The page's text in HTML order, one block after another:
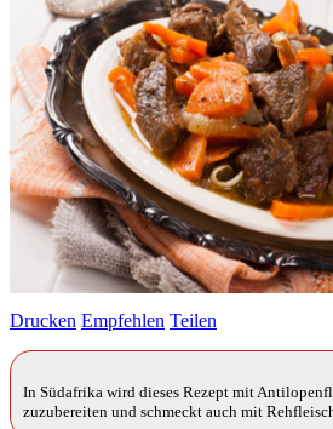
Drucken Empfehlen Teilen
In Südafrika wird dieses Rezept mit
zuzubereiten und schmeckt auch mit